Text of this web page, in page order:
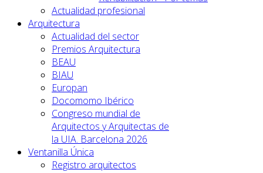
Actualidad profesional
Arquitectura
Actualidad del sector
Premios Arquitectura
BEAU
BIAU
Europan
Docomomo Ibérico
Congreso mundial de
Arquitectos y Arquitectas de
la UIA. Barcelona 2026
Ventanilla Única
Registro arquitectos